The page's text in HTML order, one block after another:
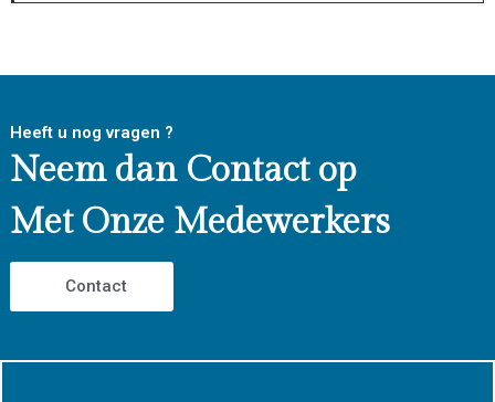
Heeft u nog vragen ?
Neem dan Contact op
Met Onze Medewerkers
Contact